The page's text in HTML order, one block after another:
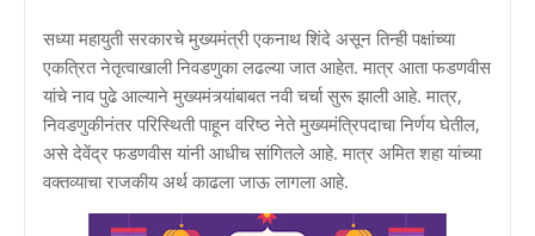
सध्या महायुती सरकारचे मुख्यमंत्री एकनाथ शिंदे असून तिन्ही पक्षांच्या
एकत्रित नेतृत्वाखाली निवडणुका लढल्या जात आहेत. मात्र आता फडणवीस
यांचे नाव पुढे आल्याने मुख्यमंत्र्यांबाबत नवी चर्चा सुरू झाली आहे. मात्र,
निवडणुकीनंतर परिस्थिती पाहून वरिष्ठ नेते मुख्यमंत्रिपदाचा निर्णय घेतील,
असे देवेंद्र फडणवीस यांनी आधीच सांगितले आहे. मात्र अमित शहा यांच्या
वक्तव्याचा राजकीय अर्थ काढला जाऊ लागला आहे.